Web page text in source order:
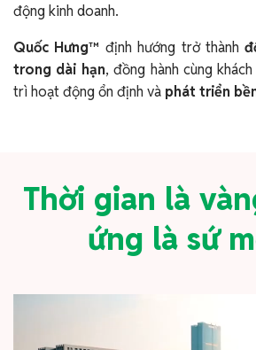
động kinh doanh.
Quốc Hưng™ định hướng trở thành
trong dài hạn, đồng hành cùng
trì hoạt động ổn định và phát triển
Thời gian là
ứng là sứ